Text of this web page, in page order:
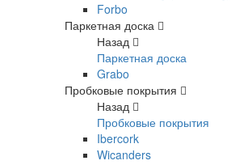
Forbo
Паркетная доска
Назад
Паркетная доска
Grabo
Пробковые покрытия
Назад
Пробковые покрытия
Ibercork
Wicanders